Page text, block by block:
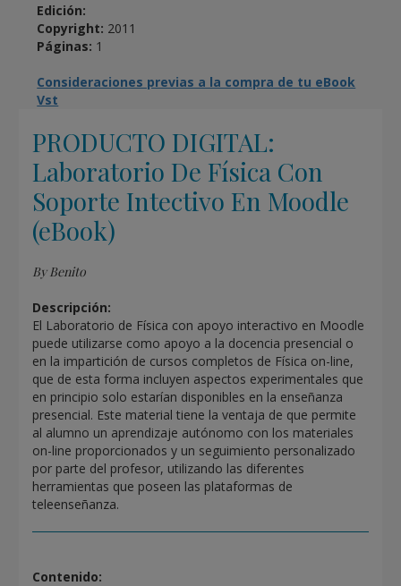
Edición:
Copyright: 2011
Páginas: 1
Consideraciones previas a la compra de tu eBook
Vst
PRODUCTO DIGITAL:
Laboratorio De Física Con
Soporte Intectivo En Moodle
(eBook)
By Benito
Descripción:
El Laboratorio de Física con apoyo interactivo en Moodle
puede utilizarse como apoyo a la docencia presencial o
en la impartición de cursos completos de Física on-line,
que de esta forma incluyen aspectos experimentales que
en principio solo estarían disponibles en la enseñanza
presencial. Este material tiene la ventaja de que permite
al alumno un aprendizaje autónomo con los materiales
on-line proporcionados y un seguimiento personalizado
por parte del profesor, utilizando las diferentes
herramientas que poseen las plataformas de
teleenseñanza.
Contenido: